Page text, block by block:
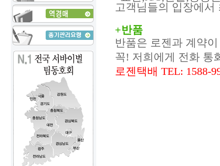
고객님들의 입장에서
+반품
반품은 로젠과 계약
꼭! 저희에게 전화 통
로젠택배 TEL: 1588-